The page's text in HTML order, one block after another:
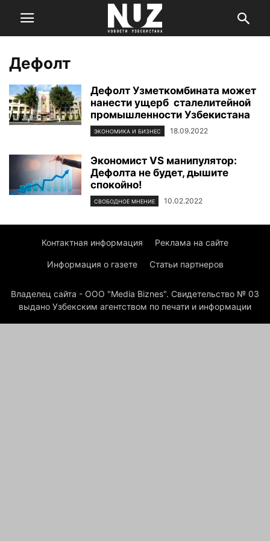
Дефолт
Дефолт Узметкомбината может
нанести ущерб сталелитейной
промышленности Узбекистана
ЭКОНОМИКА И БИЗНЕС 18.09.2022
Экономист VS манипулятор:
Дефолта не будет, дышите
спокойно!
СВОБОДНОЕ МНЕНИЕ 10.02.2022
Контактная информация Реклама на сайте
Информация о газете Статьи партнеров
Владелец сайта - ООО "Media Biznes". Свидетельство № 03
выдано Узбекским агентством по печати и информации